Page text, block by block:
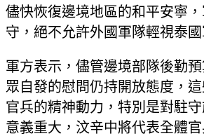
儘快恢復邊境地區的和平安寧
守，絕不允許外國軍隊輕視泰國
軍方表示，儘管邊境部隊後勤
眾自發的慰問仍持開放態度，
官兵的精神動力，特別是對駐
意義重大，汶辛中將代表全體